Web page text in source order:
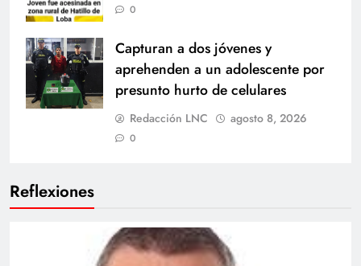
Reflexiones
0
Capturan a dos jóvenes y
aprehenden a un adolescente por
presunto hurto de celulares
Redacción LNC agosto 8, 2026
0